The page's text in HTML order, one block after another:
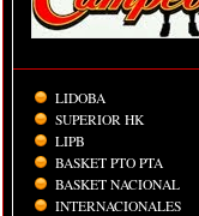
LIDOBA
SUPERIOR HK
LIPB
BASKET PTO PTA
BASKET NACIONAL
INTERNACIONALES